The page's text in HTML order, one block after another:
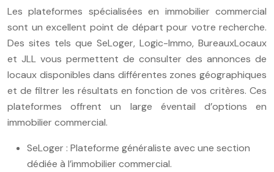
Les plateformes spécialisées en immobilier commercial
sont un excellent point de départ pour votre recherche.
Des sites tels que SeLoger, Logic-Immo, BureauxLocaux
et JLL vous permettent de consulter des annonces de
locaux disponibles dans différentes zones géographiques
et de filtrer les résultats en fonction de vos critères. Ces
plateformes offrent un large éventail d’options en
immobilier commercial.
SeLoger : Plateforme généraliste avec une section
dédiée à l’immobilier commercial.